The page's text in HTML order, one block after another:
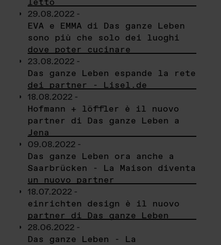
29.08.2022 -
EVA e EMMA di Das ganze Leben
sono più che solo dei luoghi
dove poter cucinare
23.08.2022 -
Das ganze Leben espande la rete
dei partner - Lisel.de
18.08.2022 -
Hofmann + löffler è il nuovo
partner di Das ganze Leben a
Jena
09.08.2022 -
Das ganze Leben ora anche a
Saarbrücken - La Maison diventa
un nuovo partner
18.07.2022 -
einrichten design è il nuovo
partner di Das ganze Leben
28.06.2022 -
Das ganze Leben - La